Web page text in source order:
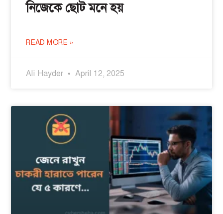
নিজেকে ছোট মনে হয়
READ MORE »
Ali Hayder April 12, 2025